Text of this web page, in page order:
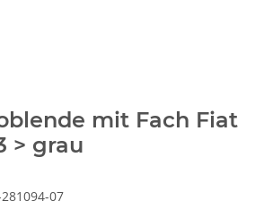
mit Fach Fiat
> grau
07